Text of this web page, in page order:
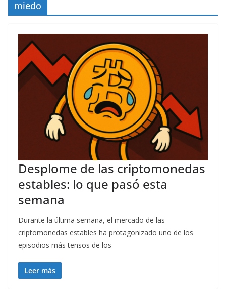
miedo
Desplome de las criptomonedas
estables: lo que pasó esta
semana
Durante la última semana, el mercado de las
criptomonedas estables ha protagonizado uno de los
episodios más tensos de los
Leer más